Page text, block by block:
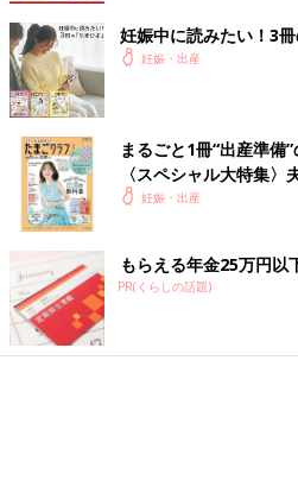
するが、待った、破水か？と思う。
痛くない。ナースコール押す。
・渡されてた分娩着、産褥ショーツ
したらもうお産まで戻れないから、
てください」と言われる。着替えて
い水出て焦るが、幸い痛くないので
産めるのでは？！という嬉しさと麻
う不安な気持ち。
分娩室にきた。ラミナリア抜けてな
確認の内診(痛くない)抜けてない。4
る。ウイルス性胃腸炎の痛みと同じ
で陣痛の方が楽。深い深呼吸を5.6
妊娠中に読みたい！3冊
妊娠・出産
まるごと1冊“出産準備
〈スペシャル大特集
妊娠・出産
もらえる年金25万円以
PR(くらしの話題)